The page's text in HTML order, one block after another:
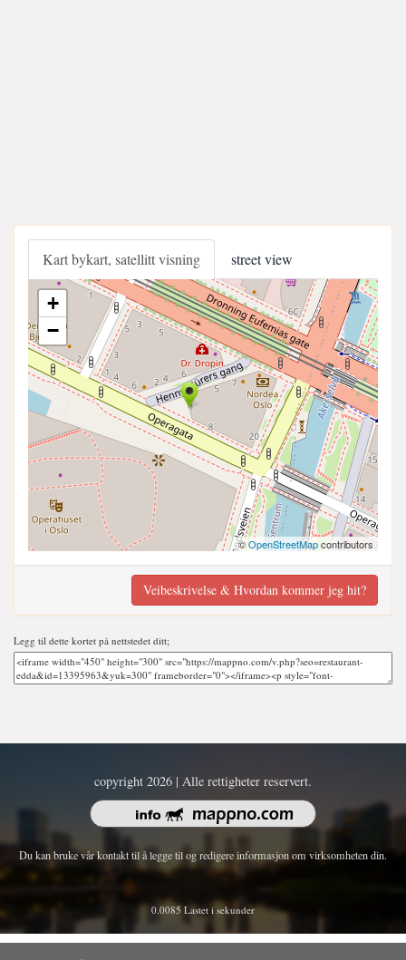
Kart bykart, satellitt visning street view
+
−
©OpenStreetMapcontributors
Veibeskrivelse & Hvordan kommer jeg hit?
Legg til dette kortet på nettstedet ditt;
copyright 2026 | Alle rettigheter reservert.
Du kan bruke vår kontakt til å legge til og redigere informasjon om virksomheten din.
0.0085 Lastet i sekunder